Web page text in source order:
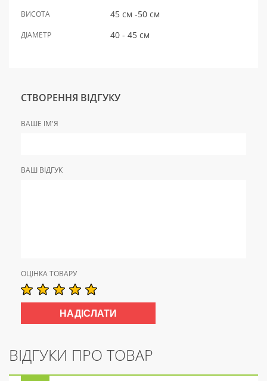
ВИСОТА 45 см -50 см
ДІАМЕТР 40 - 45 см
СТВОРЕННЯ ВІДГУКУ
ВАШЕ ІМ'Я
ВАШ ВІДГУК
ОЦІНКА ТОВАРУ
ВІДГУКИ ПРО ТОВАР